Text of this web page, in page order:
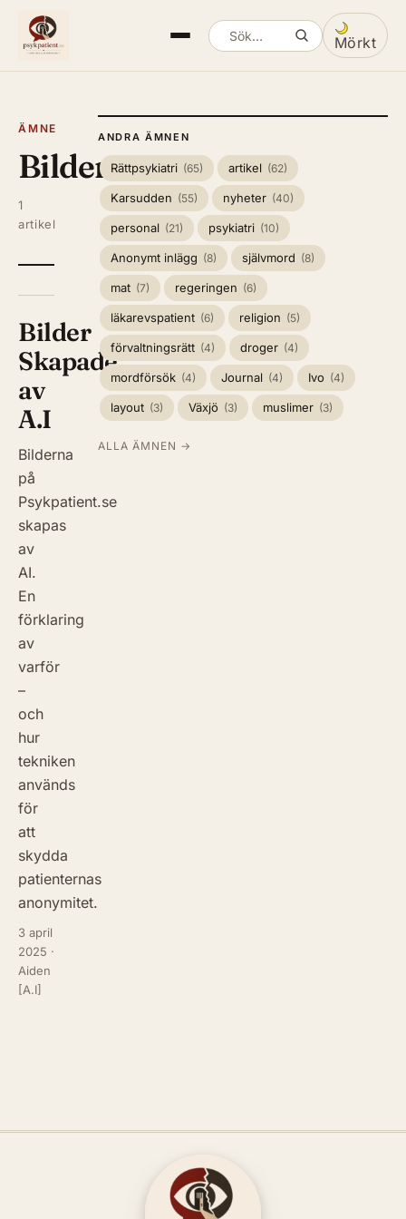
Sök artiklar Mörkt
Växla
ÄMNE
Bilder
1
artikel
Bilder
Skapade
av
A.I
Bilderna
på
Psykpatient.se
skapas
av
AI.
En
förklaring
av
varför
–
och
hur
tekniken
används
för
att
skydda
patienternas
anonymitet.
3 april
2025 ·
Aiden
[A.I]
ANDRA ÄMNEN
Rättpsykiatri (65) artikel (62)
Karsudden (55) nyheter (40)
personal (21) psykiatri (10)
Anonymt inlägg (8) självmord (8)
mat (7) regeringen (6)
läkarevspatient (6) religion (5)
förvaltningsrätt (4) droger (4)
mordförsök (4) Journal (4) Ivo (4)
layout (3) Växjö (3) muslimer (3)
ALLA ÄMNEN →